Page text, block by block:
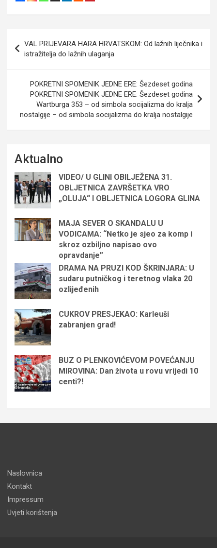
objava
VAL PRIJEVARA HARA HRVATSKOM: Od lažnih liječnika i
istražitelja do lažnih ulaganja
POKRETNI SPOMENIK JEDNE ERE: Šezdeset godina
POKRETNI SPOMENIK JEDNE ERE: Šezdeset godina
Wartburga 353 – od simbola socijalizma do kralja
nostalgije – od simbola socijalizma do kralja nostalgije
Aktualno
VIDEO/ U GLINI OBILJEŽENA 31.
OBLJETNICA ZAVRŠETKA VRO
„OLUJA“ I OBLJETNICA LOGORA GLINA
MAJA SEVER O SKANDALU U
VODICAMA: “Netko je sjeo za komp i
skroz ozbiljno napisao ovo
opravdanje”
DRAMA NA PRUZI KOD ŠKRINJARA: U
sudaru putničkog i teretnog vlaka 20
ozlijeđenih
CUKROV PRESJEKAO: Karleuši
zabranjen grad!
BUZ O PLENKOVIĆEVOM POVEĆANJU
MIROVINA: Dan života u rovu vrijedi 10
centi?!
Naslovnica
Kontakt
Impressum
Uvjeti korištenja